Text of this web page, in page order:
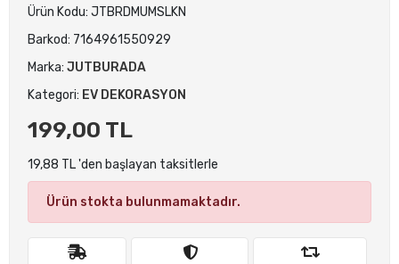
Ürün Kodu: JTBRDMUMSLKN
Barkod: 7164961550929
Marka: JUTBURADA
Kategori: EV DEKORASYON
199,00 TL
19,88 TL 'den başlayan taksitlerle
Ürün stokta bulunmamaktadır.